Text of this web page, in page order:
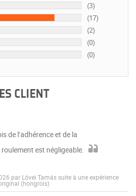
(3)
(17)
(2)
(0)
(0)
CLIENT
de l’adhérence et de la
est négligeable.
par Lövei Tamás suite à une expérience
(hongrois)